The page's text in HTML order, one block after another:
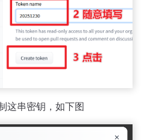
这串密钥，如下图